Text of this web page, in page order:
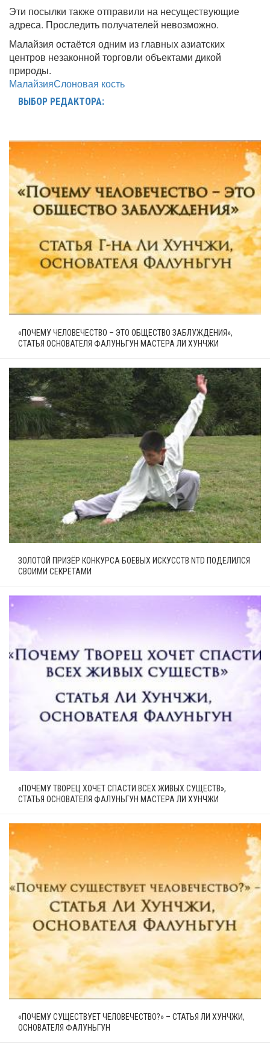
Эти посылки также отправили на несуществующие
адреса. Проследить получателей невозможно.
Малайзия остаётся одним из главных азиатских
центров незаконной торговли объектами дикой
природы.
МалайзияСлоновая кость
ВЫБОР РЕДАКТОРА:
«ПОЧЕМУ ЧЕЛОВЕЧЕСТВО – ЭТО ОБЩЕСТВО ЗАБЛУЖДЕНИЯ»,
СТАТЬЯ ОСНОВАТЕЛЯ ФАЛУНЬГУН МАСТЕРА ЛИ ХУНЧЖИ
ЗОЛОТОЙ ПРИЗЁР КОНКУРСА БОЕВЫХ ИСКУССТВ NTD ПОДЕЛИЛСЯ
СВОИМИ СЕКРЕТАМИ
«ПОЧЕМУ ТВОРЕЦ ХОЧЕТ СПАСТИ ВСЕХ ЖИВЫХ СУЩЕСТВ»,
СТАТЬЯ ОСНОВАТЕЛЯ ФАЛУНЬГУН МАСТЕРА ЛИ ХУНЧЖИ
«ПОЧЕМУ СУЩЕСТВУЕТ ЧЕЛОВЕЧЕСТВО?» – СТАТЬЯ ЛИ ХУНЧЖИ,
ОСНОВАТЕЛЯ ФАЛУНЬГУН